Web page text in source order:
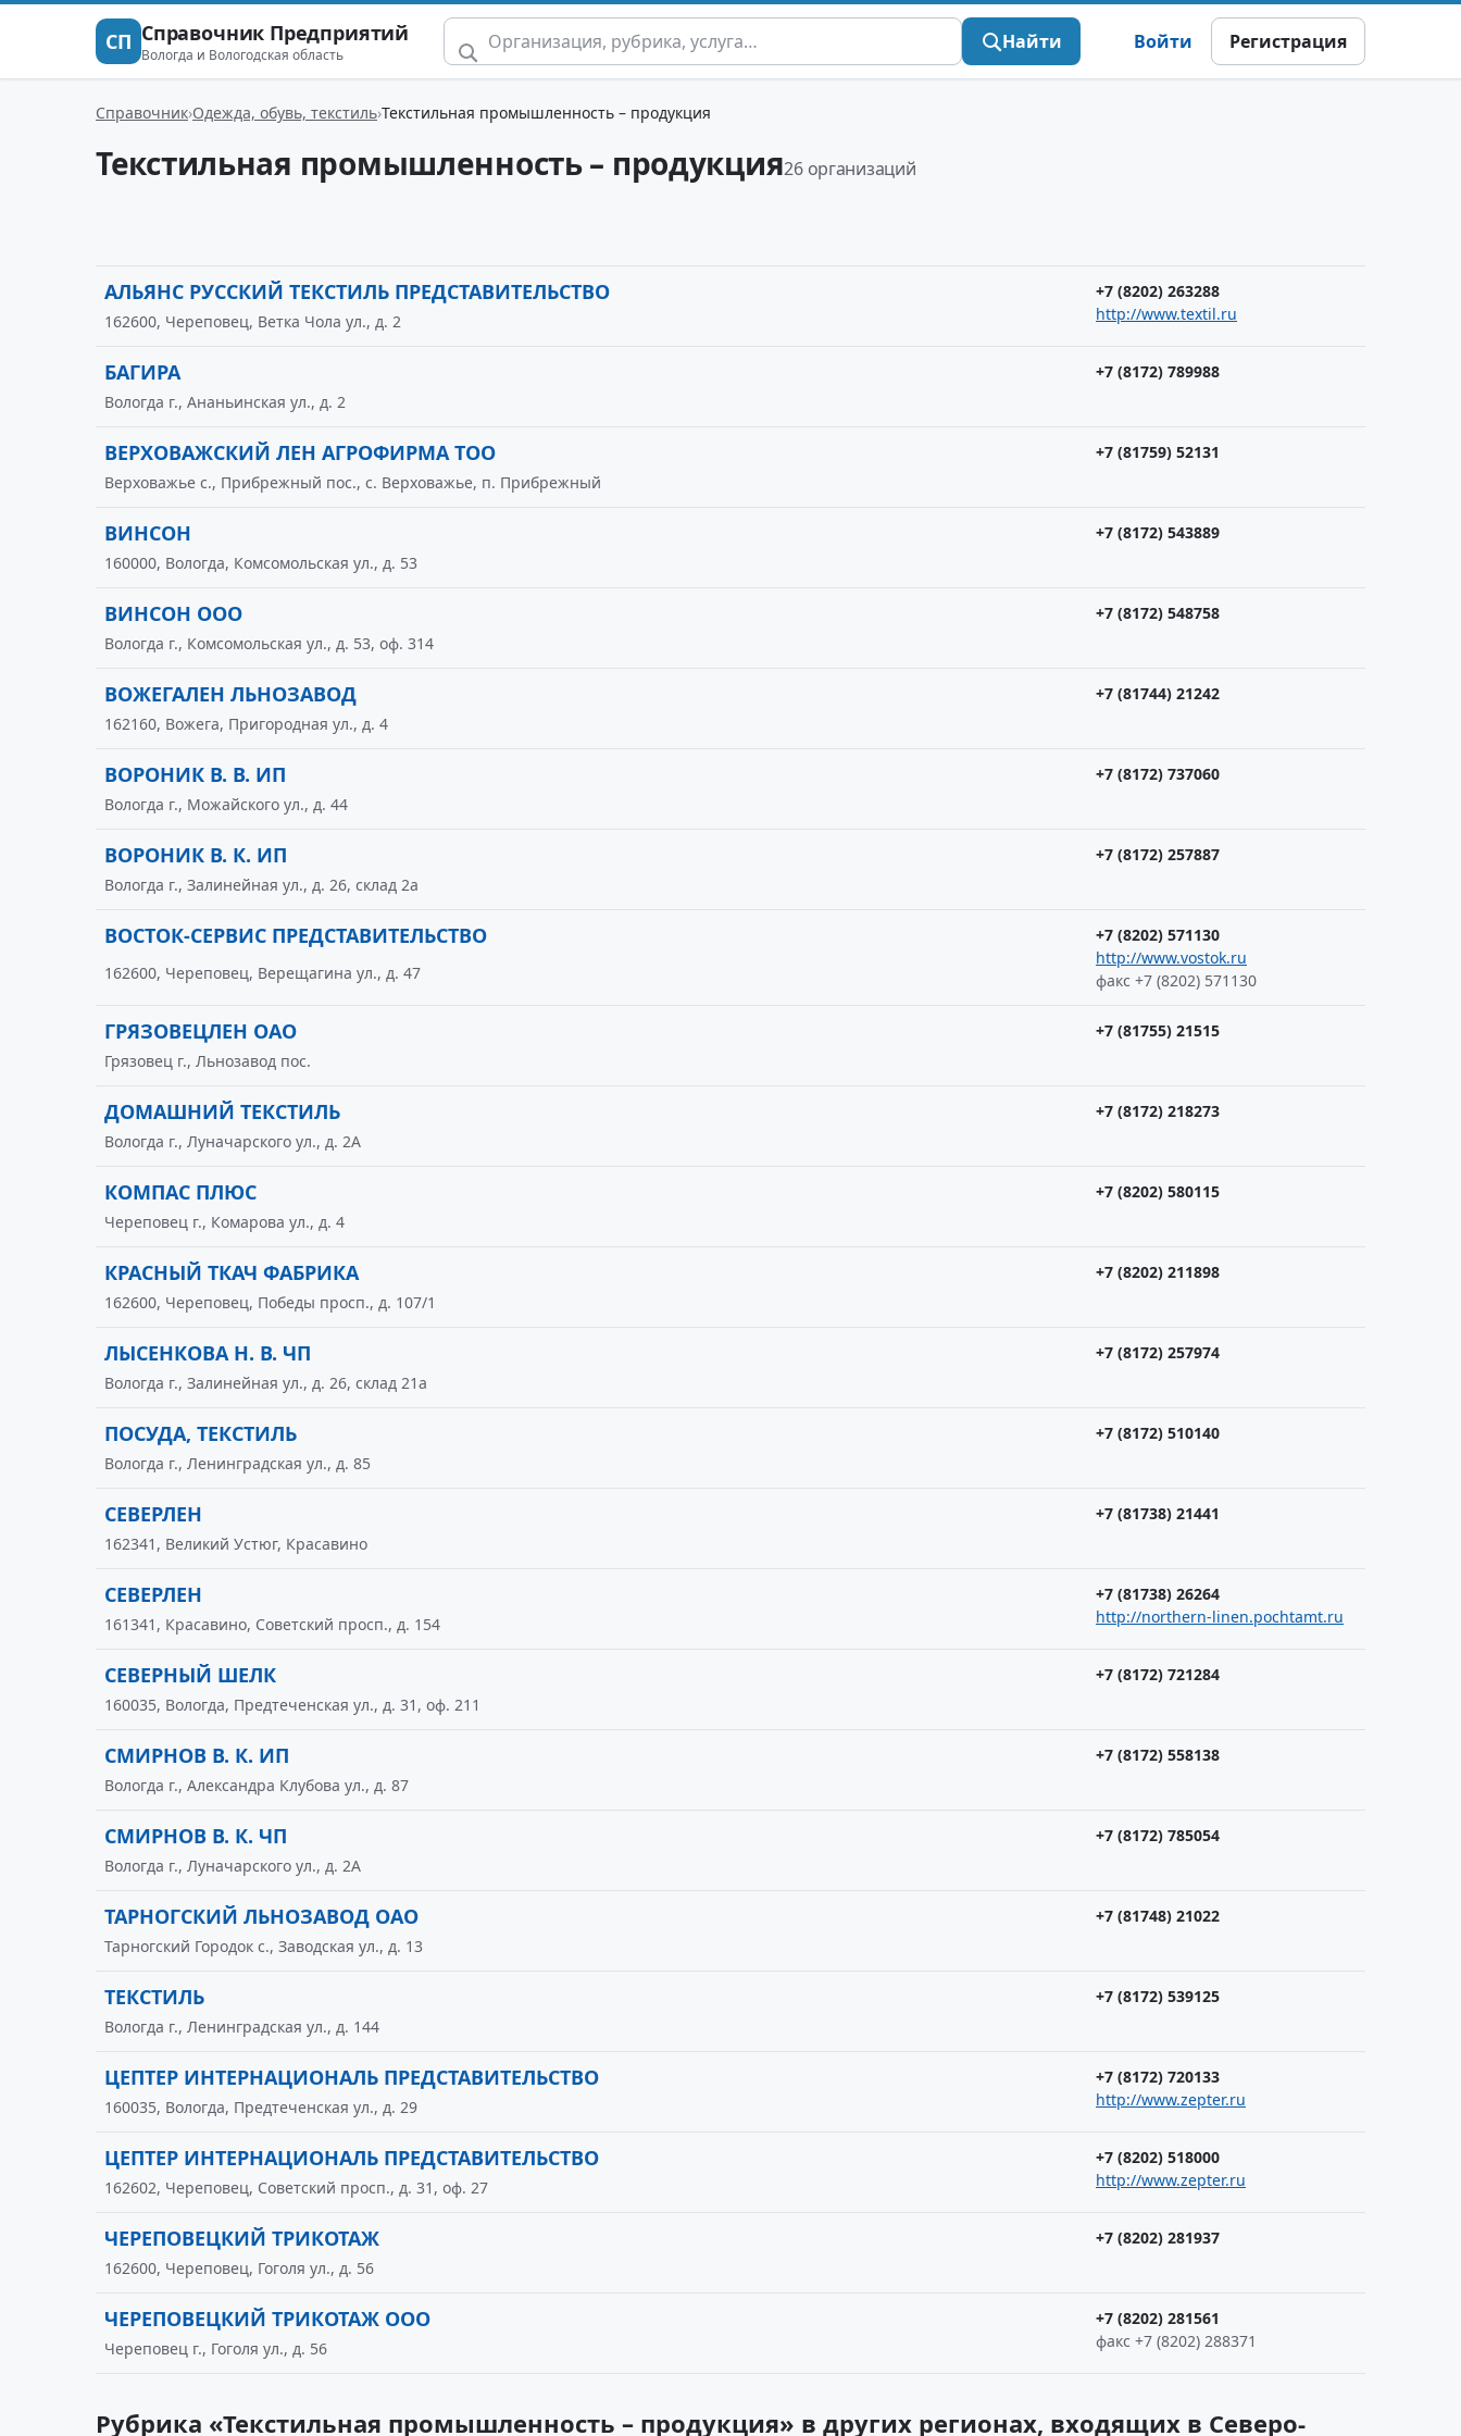
СП Справочник Предприятий
Вологда и Вологодская область
Найти Войти Регистрация
Справочник Одежда, обувь, текстиль Текстильная промышленность – продукция
Текстильная промышленность – продукция26 организаций
АЛЬЯНС РУССКИЙ ТЕКСТИЛЬ ПРЕДСТАВИТЕЛЬСТВО
+7 (8202) 263288
http://www.textil.ru
162600, Череповец, Ветка Чола ул., д. 2
БАГИРА
+7 (8172) 789988
Вологда г., Ананьинская ул., д. 2
ВЕРХОВАЖСКИЙ ЛЕН АГРОФИРМА ТОО
+7 (81759) 52131
Верховажье с., Прибрежный пос., с. Верховажье, п. Прибрежный
ВИНСОН
+7 (8172) 543889
160000, Вологда, Комсомольская ул., д. 53
ВИНСОН ООО
+7 (8172) 548758
Вологда г., Комсомольская ул., д. 53, оф. 314
ВОЖЕГАЛЕН ЛЬНОЗАВОД
+7 (81744) 21242
162160, Вожега, Пригородная ул., д. 4
ВОРОНИК В. В. ИП
+7 (8172) 737060
Вологда г., Можайского ул., д. 44
ВОРОНИК В. К. ИП
+7 (8172) 257887
Вологда г., Залинейная ул., д. 26, склад 2а
ВОСТОК-СЕРВИС ПРЕДСТАВИТЕЛЬСТВО
+7 (8202) 571130
http://www.vostok.ru
факс +7 (8202) 571130
162600, Череповец, Верещагина ул., д. 47
ГРЯЗОВЕЦЛЕН ОАО
+7 (81755) 21515
Грязовец г., Льнозавод пос.
ДОМАШНИЙ ТЕКСТИЛЬ
+7 (8172) 218273
Вологда г., Луначарского ул., д. 2А
КОМПАС ПЛЮС
+7 (8202) 580115
Череповец г., Комарова ул., д. 4
КРАСНЫЙ ТКАЧ ФАБРИКА
+7 (8202) 211898
162600, Череповец, Победы просп., д. 107/1
ЛЫСЕНКОВА Н. В. ЧП
+7 (8172) 257974
Вологда г., Залинейная ул., д. 26, склад 21а
ПОСУДА, ТЕКСТИЛЬ
+7 (8172) 510140
Вологда г., Ленинградская ул., д. 85
СЕВЕРЛЕН
+7 (81738) 21441
162341, Великий Устюг, Красавино
СЕВЕРЛЕН
+7 (81738) 26264
http://northern-linen.pochtamt.ru
161341, Красавино, Советский просп., д. 154
СЕВЕРНЫЙ ШЕЛК
+7 (8172) 721284
160035, Вологда, Предтеченская ул., д. 31, оф. 211
СМИРНОВ В. К. ИП
+7 (8172) 558138
Вологда г., Александра Клубова ул., д. 87
СМИРНОВ В. К. ЧП
+7 (8172) 785054
Вологда г., Луначарского ул., д. 2А
ТАРНОГСКИЙ ЛЬНОЗАВОД ОАО
+7 (81748) 21022
Тарногский Городок с., Заводская ул., д. 13
ТЕКСТИЛЬ
+7 (8172) 539125
Вологда г., Ленинградская ул., д. 144
ЦЕПТЕР ИНТЕРНАЦИОНАЛЬ ПРЕДСТАВИТЕЛЬСТВО
+7 (8172) 720133
http://www.zepter.ru
160035, Вологда, Предтеченская ул., д. 29
ЦЕПТЕР ИНТЕРНАЦИОНАЛЬ ПРЕДСТАВИТЕЛЬСТВО
+7 (8202) 518000
http://www.zepter.ru
162602, Череповец, Советский просп., д. 31, оф. 27
ЧЕРЕПОВЕЦКИЙ ТРИКОТАЖ
+7 (8202) 281937
162600, Череповец, Гоголя ул., д. 56
ЧЕРЕПОВЕЦКИЙ ТРИКОТАЖ ООО
+7 (8202) 281561
факс +7 (8202) 288371
Череповец г., Гоголя ул., д. 56
Рубрика «Текстильная промышленность – продукция» в других регионах, входящих в Северо-